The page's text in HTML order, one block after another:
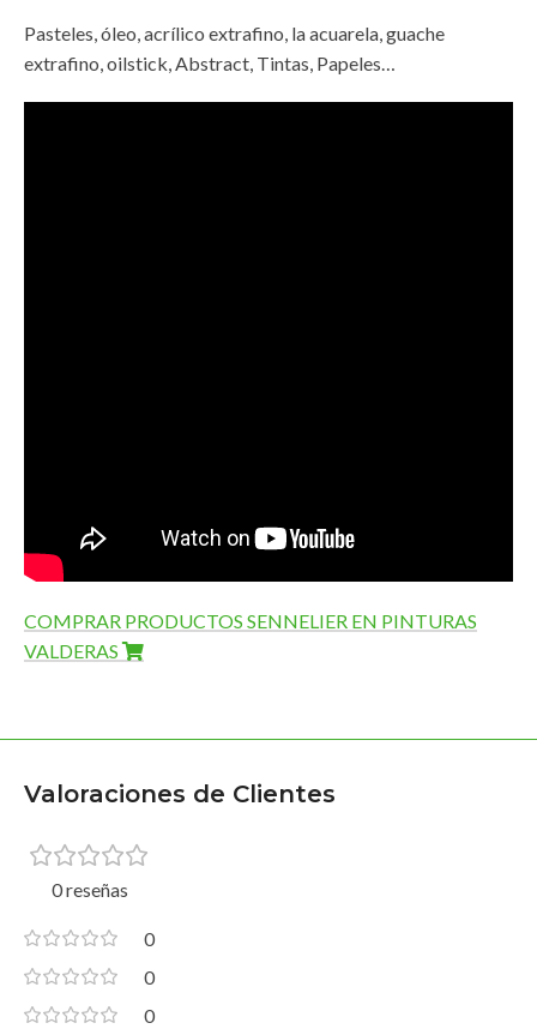
Pasteles, óleo, acrílico extrafino, la acuarela, guache
extrafino, oilstick, Abstract, Tintas, Papeles…
COMPRAR PRODUCTOS SENNELIER EN PINTURAS
VALDERAS
Valoraciones de Clientes
0 reseñas
0
0
0